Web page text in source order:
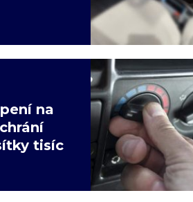
na
tisíc